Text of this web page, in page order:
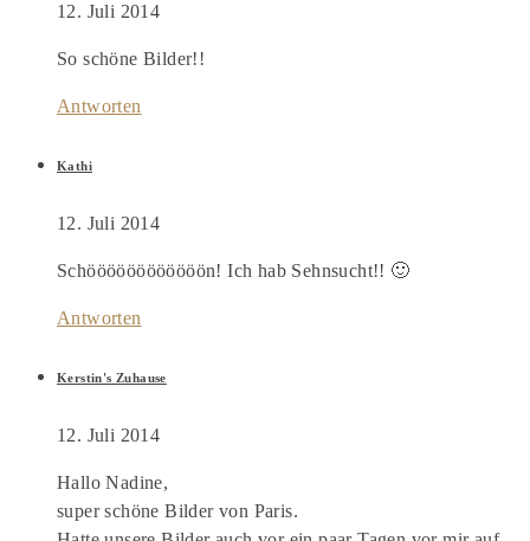
12. Juli 2014
So schöne Bilder!!
Antworten
Kathi
12. Juli 2014
Schöööööööööööön! Ich hab Sehnsucht!! 🙂
Antworten
Kerstin's Zuhause
12. Juli 2014
Hallo Nadine,
super schöne Bilder von Paris.